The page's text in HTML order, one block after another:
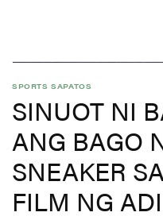
SPORTS SAPATOS
SINUOT NI
ANG BAGO
SNEAKER
FILM NG